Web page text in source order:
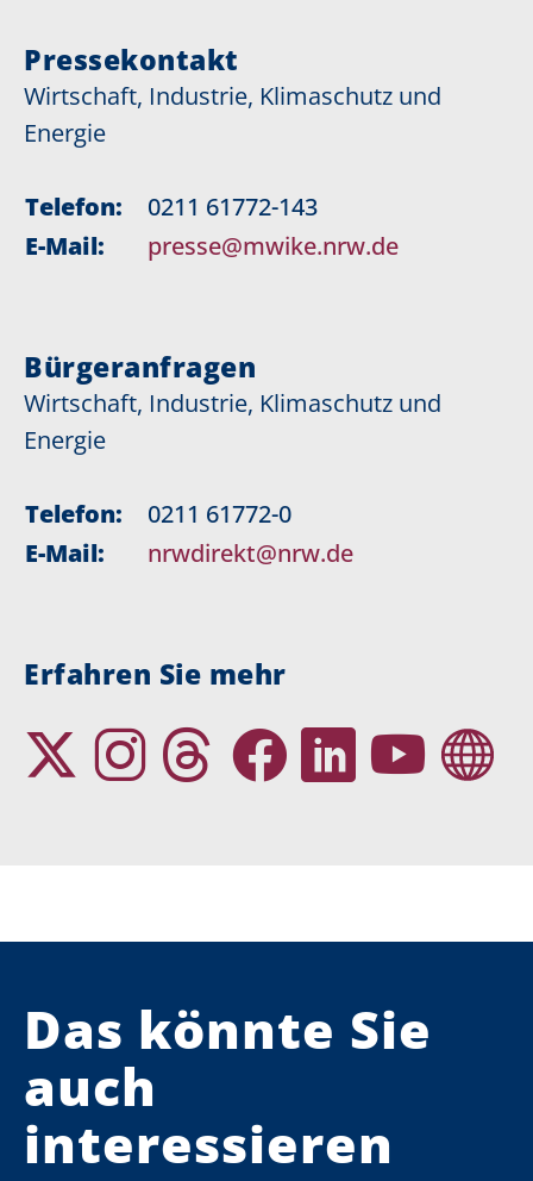
Pressekontakt
Wirtschaft, Industrie, Klimaschutz und
Energie
Telefon:
0211 61772-143
E-Mail:
presse@mwike.nrw.de
Bürgeranfragen
Wirtschaft, Industrie, Klimaschutz und
Energie
Telefon:
0211 61772-0
E-Mail:
nrwdirekt@nrw.de
Erfahren Sie mehr
Das könnte Sie
auch
interessieren